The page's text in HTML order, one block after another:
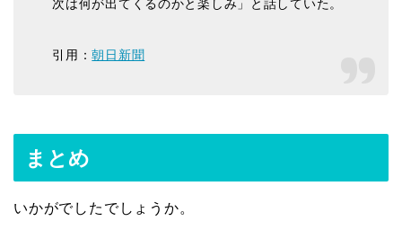
次は何が出てくるのかと楽しみ」と話していた。
引用：朝日新聞
まとめ
いかがでしたでしょうか。